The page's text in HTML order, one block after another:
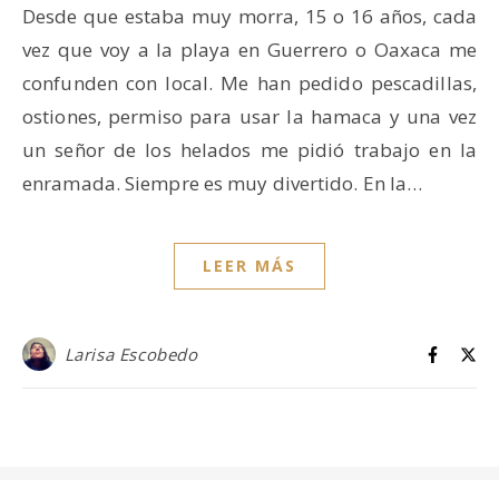
Desde que estaba muy morra, 15 o 16 años, cada
vez que voy a la playa en Guerrero o Oaxaca me
confunden con local. Me han pedido pescadillas,
ostiones, permiso para usar la hamaca y una vez
un señor de los helados me pidió trabajo en la
enramada. Siempre es muy divertido. En la…
LEER MÁS
Larisa Escobedo